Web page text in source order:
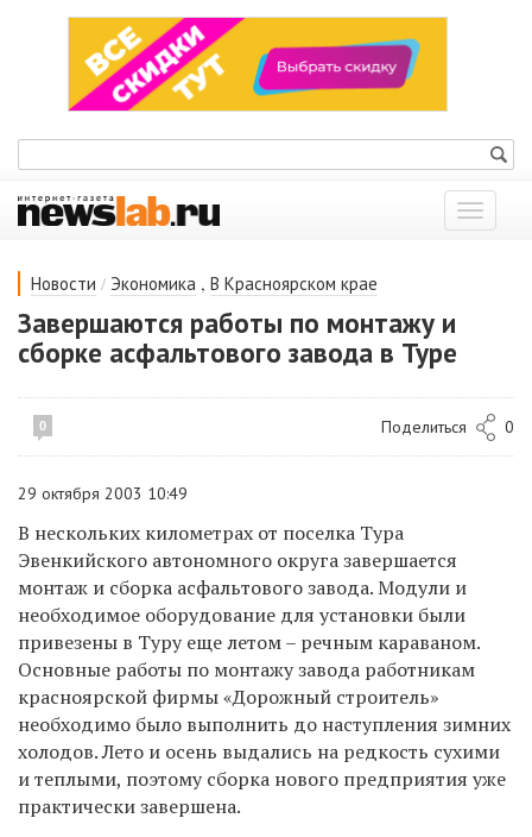
Показать
меню
Новости / Экономика , В Красноярском крае
Завершаются работы по монтажу и
сборке асфальтового завода в Туре
0 Поделиться 0
29 октября 2003 10:49
В нескольких километрах от поселка Тура
Эвенкийского автономного округа завершается
монтаж и сборка асфальтового завода. Модули и
необходимое оборудование для установки были
привезены в Туру еще летом – речным караваном.
Основные работы по монтажу завода работникам
красноярской фирмы «Дорожный строитель»
необходимо было выполнить до наступления зимних
холодов. Лето и осень выдались на редкость сухими
и теплыми, поэтому сборка нового предприятия уже
практически завершена.